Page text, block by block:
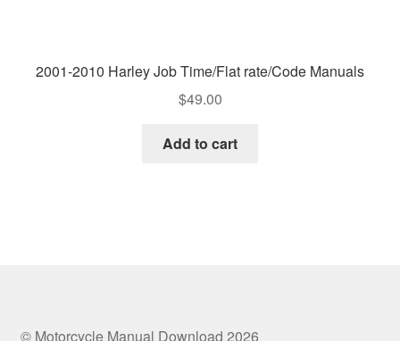
2001-2010 Harley Job Time/Flat rate/Code Manuals
$49.00
Add to cart
© Motorcycle Manual Download 2026